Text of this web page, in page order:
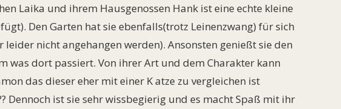
Laika und ihrem Hausgenossen Hank ist eine echte kleine
Den Garten hat sie ebenfalls(trotz Leinenzwang) für sich
leider nicht angehangen werden). Ansonsten genießt sie den
was dort passiert. Von ihrer Art und dem Charakter kann
das dieser eher mit einer K atze zu vergleichen ist
Dennoch ist sie sehr wissbegierig und es macht Spaß mit ihr